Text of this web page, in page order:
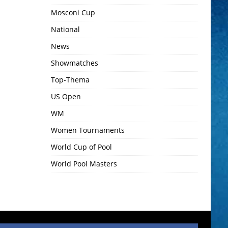
Mosconi Cup
National
News
Showmatches
Top-Thema
US Open
WM
Women Tournaments
World Cup of Pool
World Pool Masters